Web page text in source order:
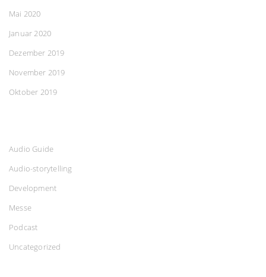
Mai 2020
Januar 2020
Dezember 2019
November 2019
Oktober 2019
Audio Guide
Audio-storytelling
Development
Messe
Podcast
Uncategorized